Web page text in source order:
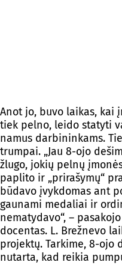
Anot jo, buvo laikas, kai
tiek pelno, leido statyti
namus darbininkams.
trumpai. „Jau 8-ojo
žlugo, jokių pelnų
paplito ir „prirašymų“
būdavo įvykdomas ant
gaunami medaliai ir
nematydavo“, –
docentas. L. Brežnevo
projektų. Tarkime, 8-ojo
nutarta, kad reikia